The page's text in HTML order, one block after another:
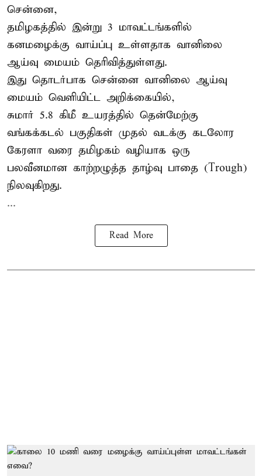
சென்னை,
தமிழகத்தில் இன்று 3 மாவட்டங்களில்
கனமழைக்கு வாய்ப்பு உள்ளதாக வானிலை
ஆய்வு மையம் தெரிவித்துள்ளது.
இது தொடர்பாக சென்னை வானிலை ஆய்வு
மையம் வெளியிட்ட அறிக்கையில்,
சுமார் 5.8 கிமீ உயரத்தில் தென்மேற்கு
வங்கக்கடல் பகுதிகள் முதல் வடக்கு கடலோர
கேரளா வரை தமிழகம் வழியாக ஒரு
பலவீனமான காற்றழுத்த தாழ்வு பாதை (Trough)
நிலவுகிறது.
...
Read More